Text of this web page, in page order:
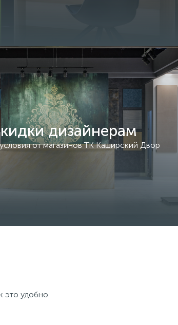
дизайнерам
от магазинов ТК Каширский Двор
это удобно.